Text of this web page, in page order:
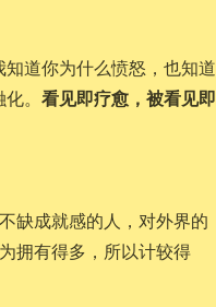
道你为什么愤怒，也知道
。 看见即疗愈，被看见即
缺成就感的人，对外界的
拥有得多，所以计较得